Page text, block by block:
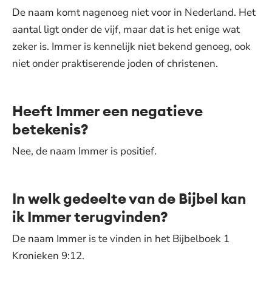
De naam komt nagenoeg niet voor in Nederland. Het
aantal ligt onder de vijf, maar dat is het enige wat
zeker is. Immer is kennelijk niet bekend genoeg, ook
niet onder praktiserende joden of christenen.
Heeft Immer een negatieve
betekenis?
Nee, de naam Immer is positief.
In welk gedeelte van de Bijbel kan
ik Immer terugvinden?
De naam Immer is te vinden in het Bijbelboek 1
Kronieken 9:12.